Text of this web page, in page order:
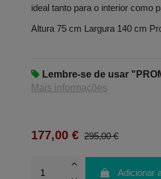
ideal tanto para o interior como
Altura 75 cm Largura 140 cm
Lembre-se de usar
Mais informações
177,00 € 295,00 €
Adicionar